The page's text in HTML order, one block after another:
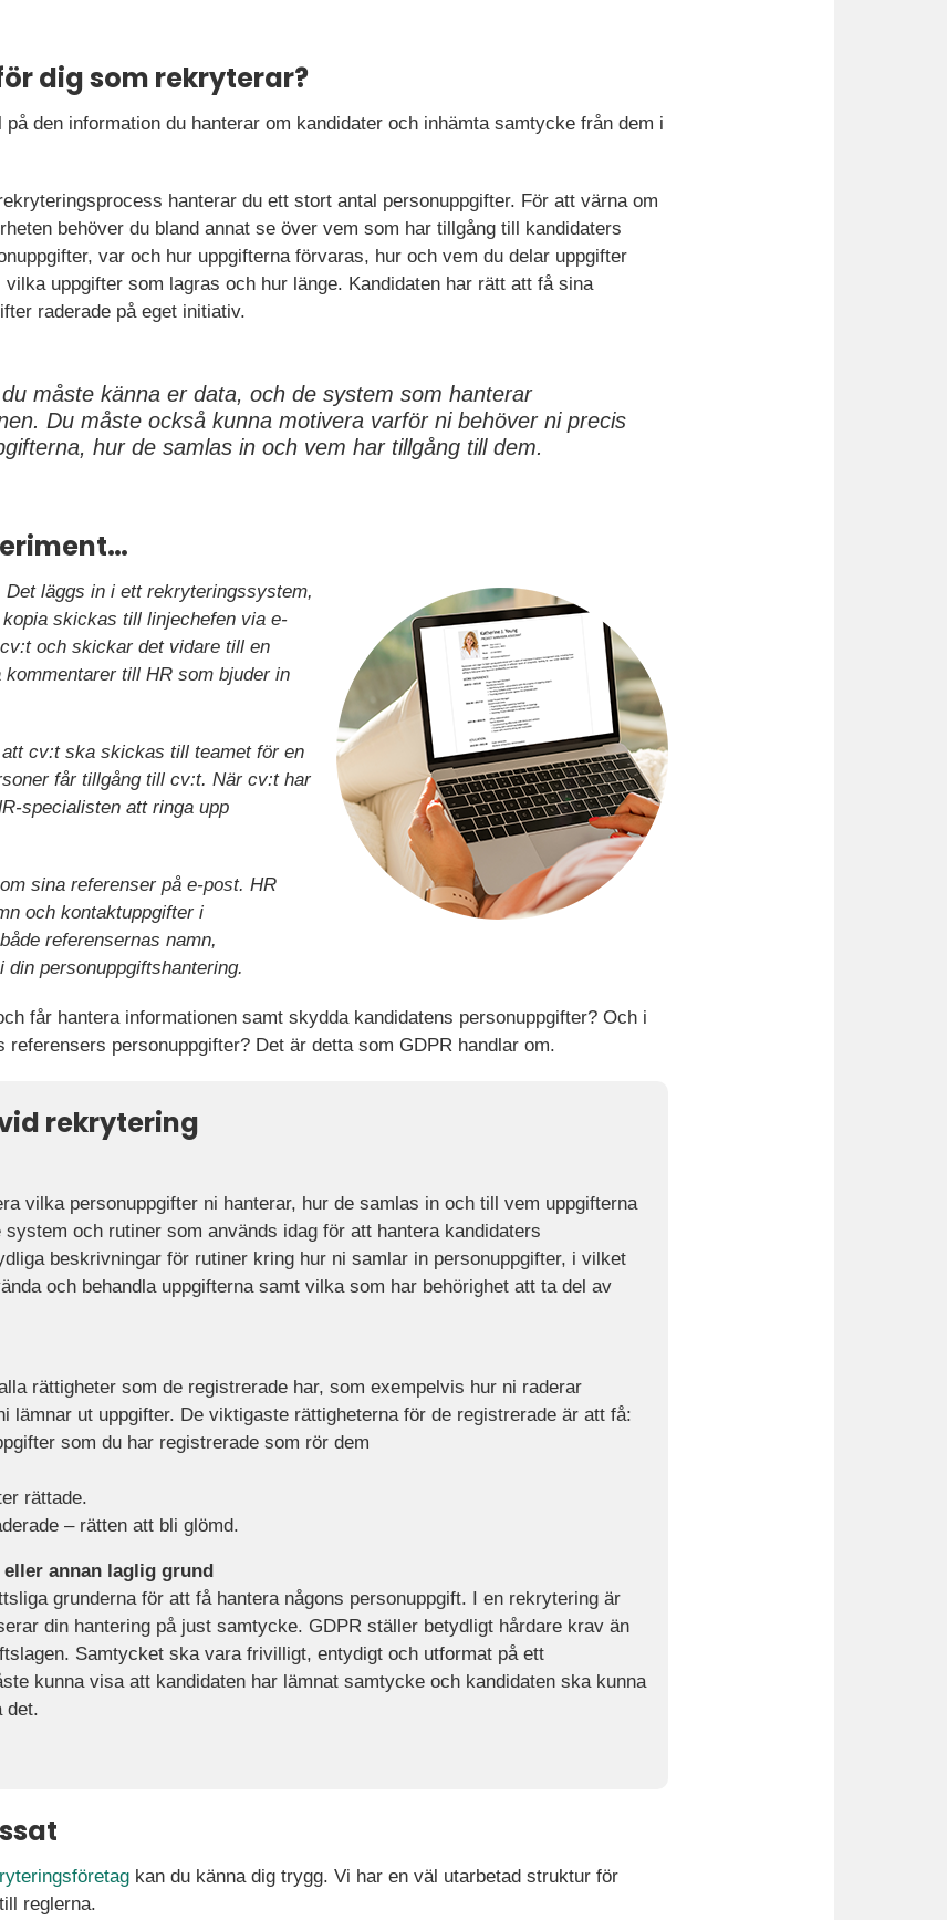
dig som rekryterar?
den information du hanterar om kandidater och inhämta samtycke från dem i
hanterar du ett stort antal personuppgifter. För att värna om
behöver du bland annat se över vem som har tillgång till kandidaters
var och hur uppgifterna förvaras, hur och vem du delar uppgifter
vilka uppgifter som lagras och hur länge. Kandidaten har rätt att få sina
raderade på eget initiativ.
måste känna er data, och de system som hanterar
Du måste också kunna motivera varför ni behöver ni precis
hur de samlas in och vem har tillgång till dem.
läggs in i ett rekryteringssystem,
skickas till linjechefen via e-
och skickar det vidare till en
till HR som bjuder in
cv:t ska skickas till teamet för en
får tillgång till cv:t. När cv:t har
specialisten att ringa upp
sina referenser på e-post. HR
och kontaktuppgifter i
referensernas namn,
personuppgiftshantering.
får hantera informationen samt skydda kandidatens personuppgifter? Och i
referensers personuppgifter? Det är detta som GDPR handlar om.
vid rekrytering
vilka personuppgifter ni hanterar, hur de samlas in och till vem uppgifterna
system och rutiner som används idag för att hantera kandidaters
beskrivningar för rutiner kring hur ni samlar in personuppgifter, i vilket
och behandla uppgifterna samt vilka som har behörighet att ta del av
rättigheter som de registrerade har, som exempelvis hur ni raderar
lämnar ut uppgifter. De viktigaste rättigheterna för de registrerade är att få:
som du har registrerade som rör dem
rättade.
– rätten att bli glömd.
annan laglig grund
grunderna för att få hantera någons personuppgift. I en rekrytering är
din hantering på just samtycke. GDPR ställer betydligt hårdare krav än
Samtycket ska vara frivilligt, entydigt och utformat på ett
kunna visa att kandidaten har lämnat samtycke och kandidaten ska kunna
det.
kan du känna dig trygg. Vi har en väl utarbetad struktur för
reglerna.